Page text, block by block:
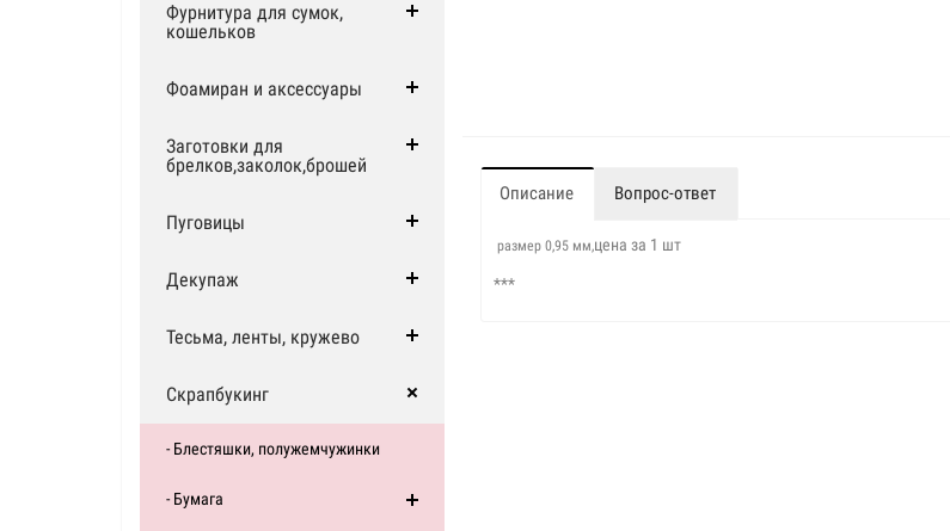
Фурнитура для сумок,
кошельков
Фоамиран и аксессуары
Заготовки для
брелков,заколок,брошей
Пуговицы
Декупаж
Тесьма, ленты, кружево
Скрапбукинг
- Блестяшки, полужемчужинки
- Бумага
Описание Вопрос-ответ
размер 0,95 мм,цена за 1 шт
***